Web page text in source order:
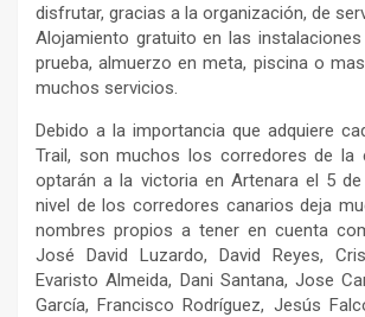
disfrutar, gracias a la organización, de
Alojamiento gratuito en las
prueba, almuerzo en meta, piscina o
muchos servicios.
Debido a la importancia que adquiere
Trail, son muchos los corredores de la
optarán a la victoria en Artenara el 5
nivel de los corredores canarios deja
nombres propios a tener en cuenta
José David Luzardo, David Reyes,
Evaristo Almeida, Dani Santana, Jose
García, Francisco Rodríguez, Jesús